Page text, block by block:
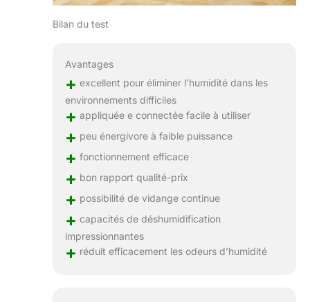
Bilan du test
Avantages
+ excellent pour éliminer l’humidité dans les
environnements difficiles
+ appliquée e connectée facile à utiliser
+ peu énergivore à faible puissance
+ fonctionnement efficace
+ bon rapport qualité-prix
+ possibilité de vidange continue
+ capacités de déshumidification
impressionnantes
+ réduit efficacement les odeurs d’humidité